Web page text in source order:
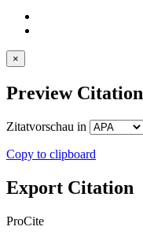
×
Preview Citation
Zitatvorschau in
Copy to clipboard
Export Citation
ProCite